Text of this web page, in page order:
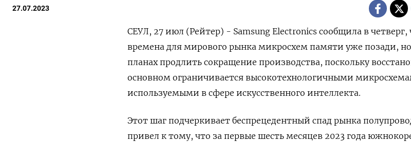
27.07.2023
СЕУЛ, 27 июл (Рейтер) - Samsung Electronics сообщила в четверг,
времена для мирового рынка микросхем памяти уже позади,
планах продлить сокращение производства, поскольку
основном ограничивается высокотехнологичными
используемыми в сфере искусственного интеллекта.
Этот шаг подчеркивает беспрецедентный спад рынка
привел к тому, что за первые шесть месяцев 2023 года